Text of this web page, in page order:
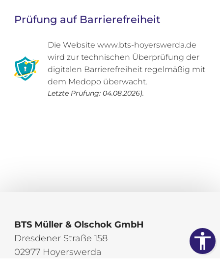
Prüfung auf Barrierefreiheit
Die Website www.bts-hoyerswerda.de
wird zur technischen Überprüfung der
digitalen Barrierefreiheit regelmäßig mit
dem Medopo überwacht.
Letzte Prüfung: 04.08.2026).
BTS Müller & Olschok GmbH
Dresdener Straße 158
02977 Hoyerswerda